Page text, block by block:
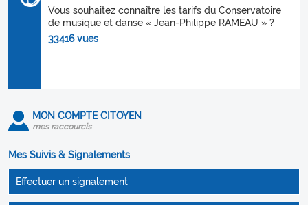
Vous souhaitez connaître les tarifs du Conservatoire
de musique et danse « Jean-Philippe RAMEAU » ?
33416 vues
MON COMPTE CITOYEN
mes raccourcis
Mes Suivis & Signalements
Effectuer un signalement